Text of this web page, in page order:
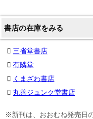
書店の在庫をみる
三省堂書店
有隣堂
くまざわ書店
丸善ジュンク堂書店
※新刊は、おおむね発売日